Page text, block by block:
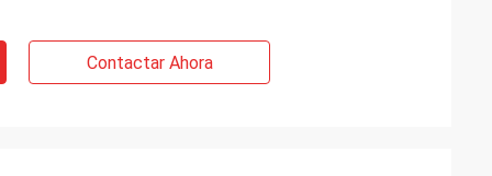
Contactar Ahora